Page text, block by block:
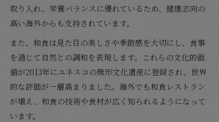
取り入れ、栄養バランスに優れているため、健康志向の
高い海外からも支持されています。
また、和食は見た目の美しさや季節感を大切にし、食事
を通じて自然との調和を表現します。これらの文化的価
値が2013年にユネスコの無形文化遺産に登録され、世界
的な評価が一層高まりました。海外でも和食レストラン
が増え、和食の技術や食材が広く知られるようになって
います。